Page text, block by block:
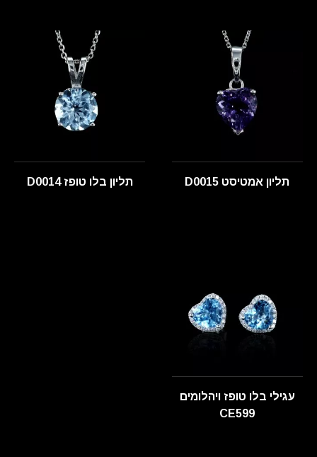
תליון אמטיסט D0015 תליון בלו טופז D0014
עגילי בלו טופז ויהלומים
CE599